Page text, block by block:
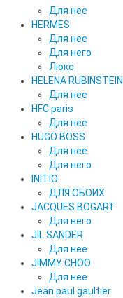
Для нее
HERMES
Для нее
Для него
Люкс
HELENA RUBINSTEIN
Для нее
HFC paris
Для нее
HUGO BOSS
Для неё
Для него
INITIO
ДЛЯ ОБОИХ
JACQUES BOGART
Для него
JIL SANDER
Для нее
JIMMY CHOO
Для нее
Jean paul gaultier